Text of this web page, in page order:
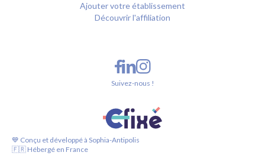
Ajouter votre établissement
Découvrir l'affiliation
💙 Conçu et développé à Sophia-Antipolis
🇫🇷 Hébergé en France
Suivez-nous !